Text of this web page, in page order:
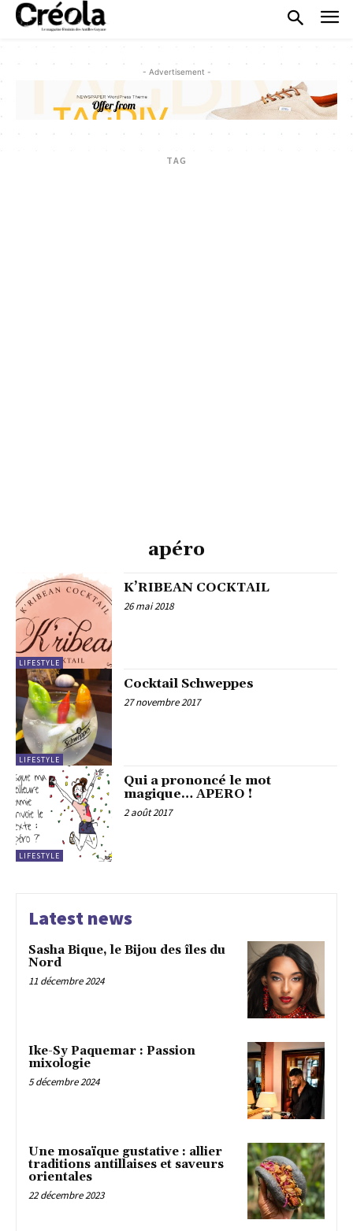
- Advertisement -
TAG
apéro
LIFESTYLE
K’RIBEAN COCKTAIL
26 mai 2018
LIFESTYLE
Cocktail Schweppes
27 novembre 2017
LIFESTYLE
Qui a prononcé le mot
magique… APERO !
2 août 2017
Latest news
Sasha Bique, le Bijou des îles du
Nord
11 décembre 2024
Ike-Sy Paquemar : Passion
mixologie
5 décembre 2024
Une mosaïque gustative : allier
traditions antillaises et saveurs
orientales
22 décembre 2023